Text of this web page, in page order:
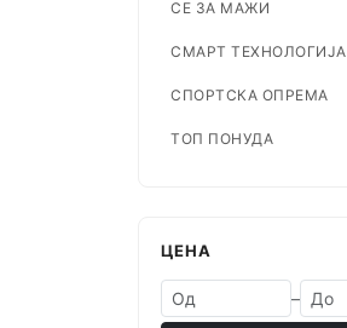
СЕ ЗА МАЖИ
СМАРТ ТЕХНОЛОГИЈА
СПОРТСКА ОПРЕМА
ТОП ПОНУДА
ЦЕНА
–